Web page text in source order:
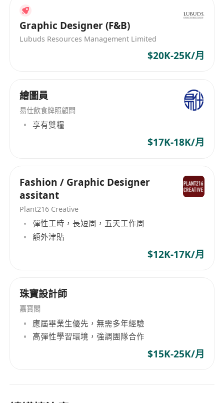
Graphic Designer (F&B)
Lubuds Resources Management Limited
$20K-25K/月
繪圖員
易仕飲食牌照顧問
享有雙糧
$17K-18K/月
Fashion / Graphic Designer
assitant
Plant216 Creative
彈性工時，長短周，五天工作周
額外津貼
$12K-17K/月
珠寶設計師
嘉寶閣
應屆畢業生優先，無需多年經驗
高彈性學習環境，強調團隊合作
$15K-25K/月